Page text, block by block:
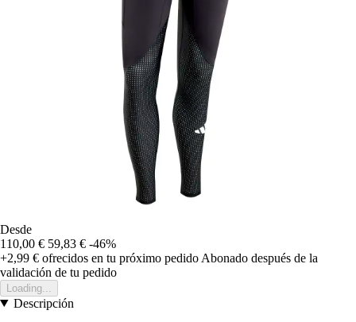
Desde
110,00 € 59,83 € -46%
+2,99 € ofrecidos en tu próximo pedido Abonado después de la
validación de tu pedido
Loading...
Descripción